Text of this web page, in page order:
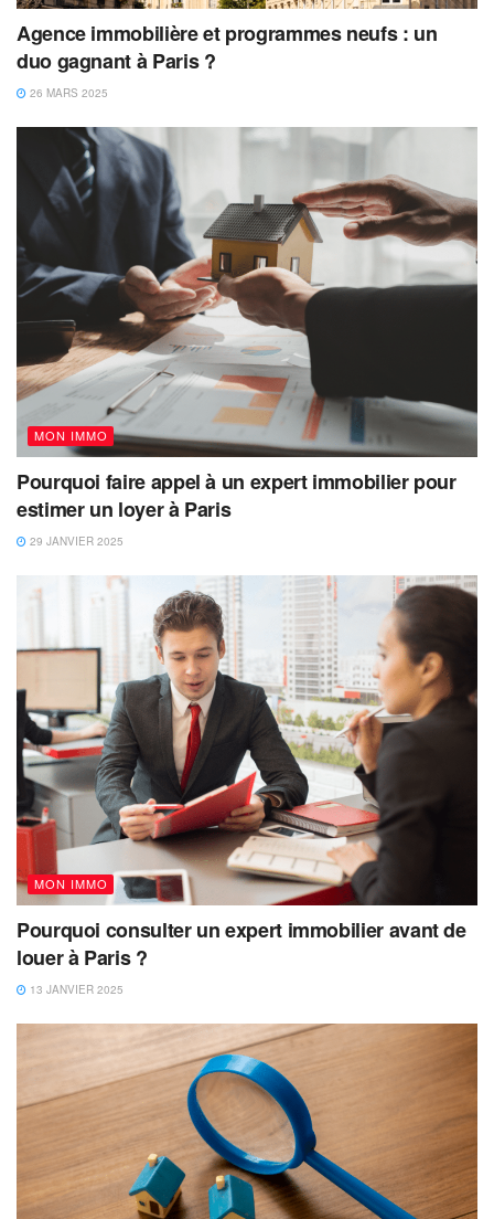
Agence immobilière et programmes neufs : un
duo gagnant à Paris ?
26 MARS 2025
MON IMMO
Pourquoi faire appel à un expert immobilier pour
estimer un loyer à Paris
29 JANVIER 2025
MON IMMO
Pourquoi consulter un expert immobilier avant de
louer à Paris ?
13 JANVIER 2025